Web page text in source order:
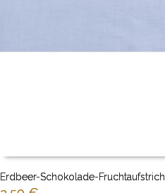
Erdbeer-Schokolade-Fruchtaufstrich